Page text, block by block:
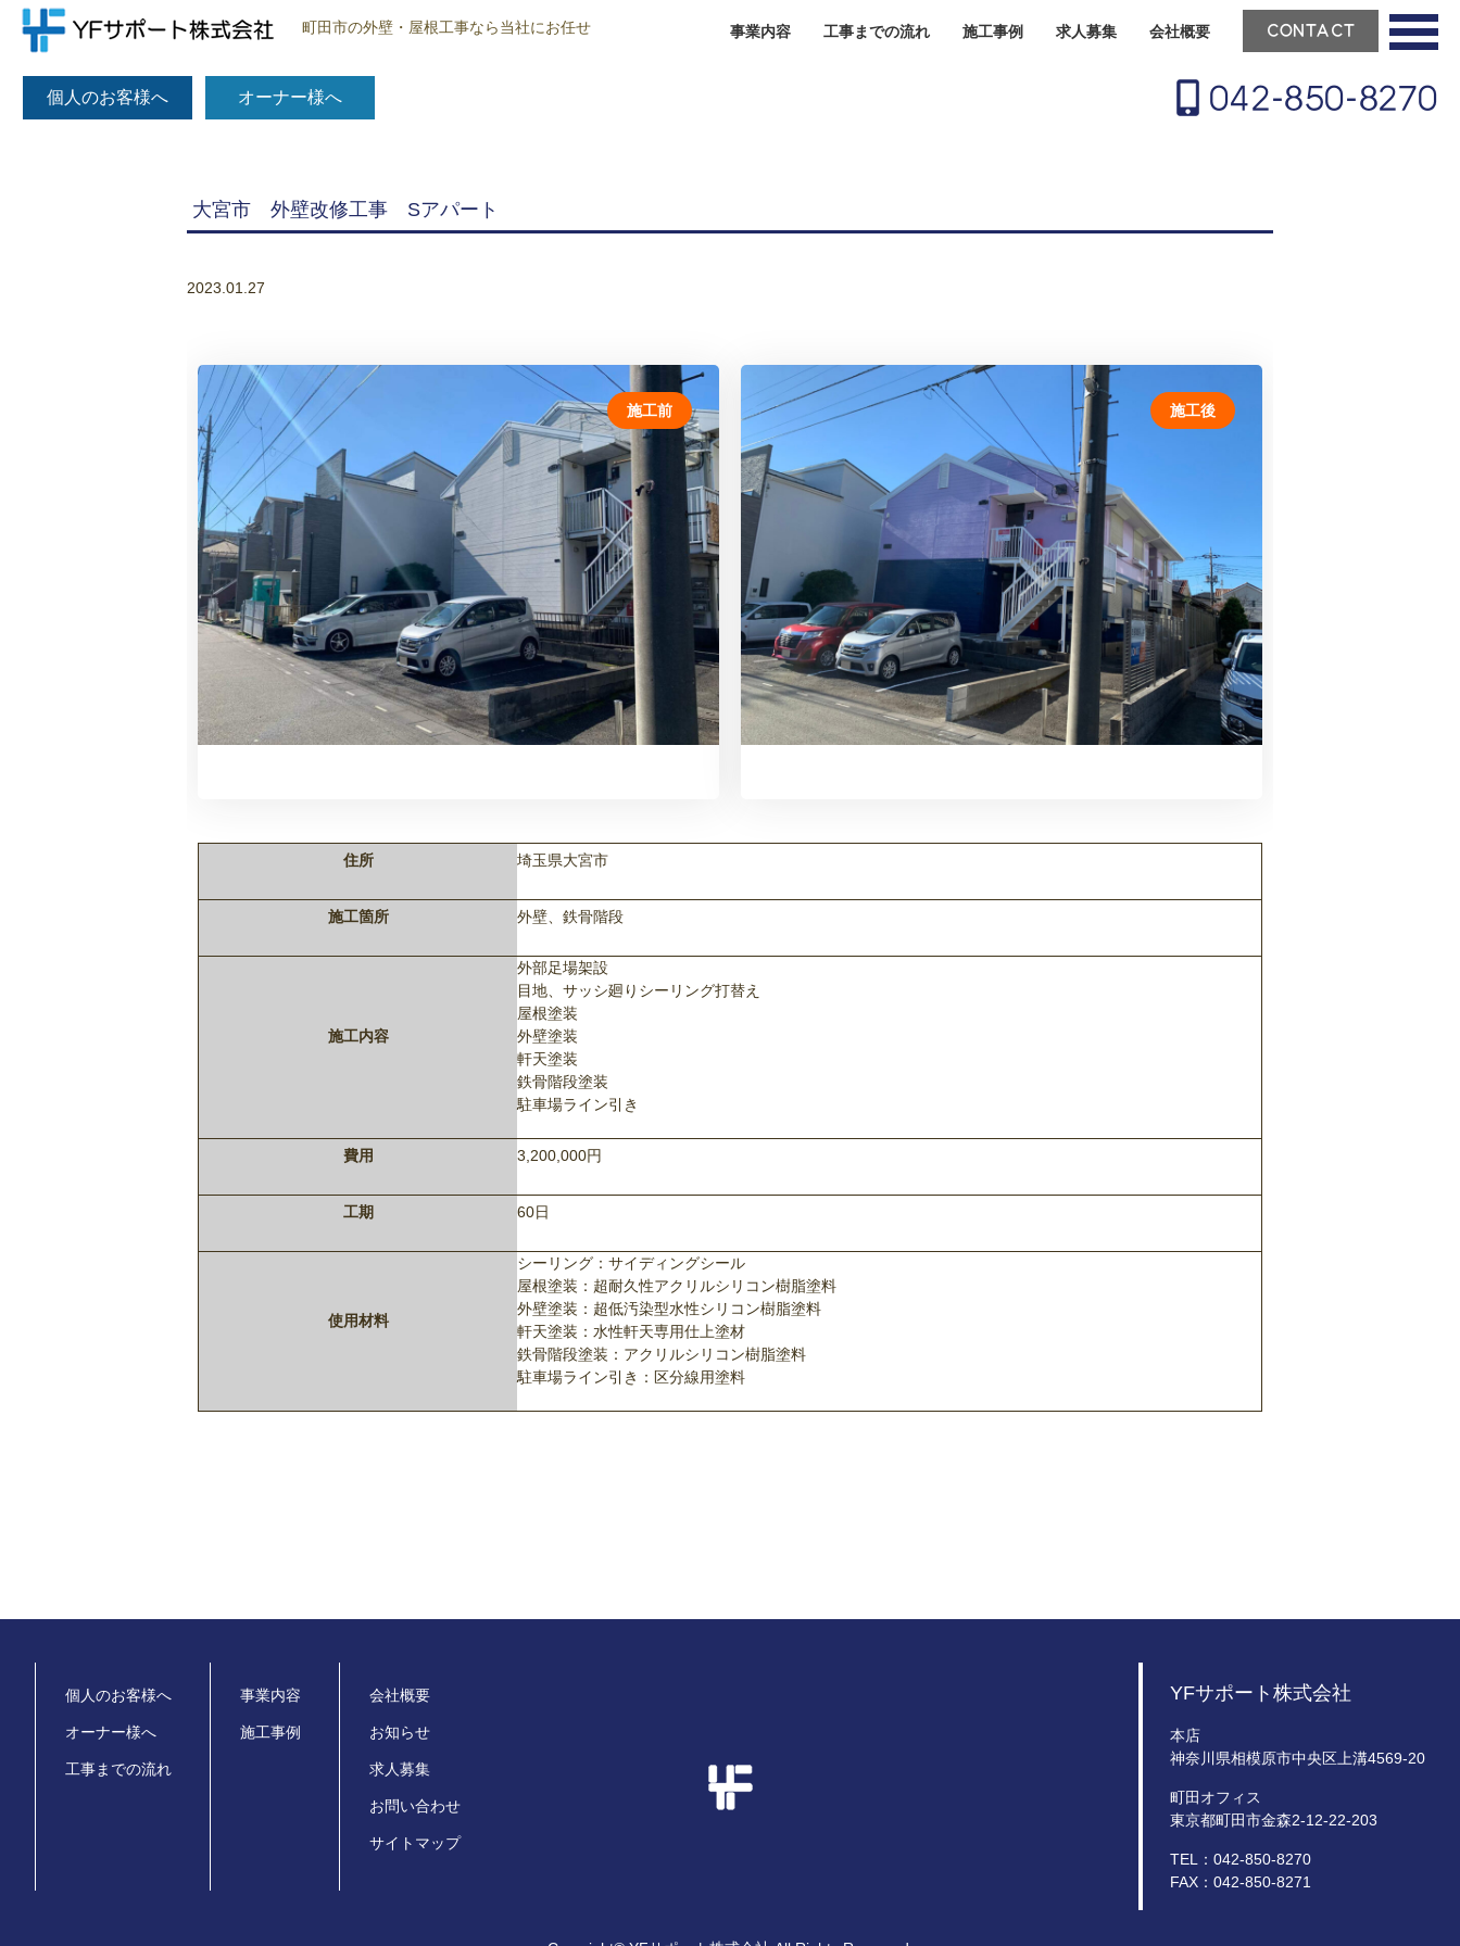
町田市の外壁・屋根工事なら当社にお任せ 事業内容 工事までの流れ 施工事例 求人募集 会社概要 CONTACT
個人のお客様へ オーナー様へ 042-850-8270
大宮市 外壁改修工事 Sアパート
2023.01.27
施工前 施工後
住所 埼玉県大宮市
施工箇所 外壁、鉄骨階段
施工内容
外部足場架設
目地、サッシ廻りシーリング打替え
屋根塗装
外壁塗装
軒天塗装
鉄骨階段塗装
駐車場ライン引き
費用 3,200,000円
工期 60日
使用材料
シーリング：サイディングシール
屋根塗装：超耐久性アクリルシリコン樹脂塗料
外壁塗装：超低汚染型水性シリコン樹脂塗料
軒天塗装：水性軒天専用仕上塗材
鉄骨階段塗装：アクリルシリコン樹脂塗料
駐車場ライン引き：区分線用塗料
個人のお客様へ
オーナー様へ
工事までの流れ
事業内容
施工事例
会社概要
お知らせ
求人募集
お問い合わせ
サイトマップ
YFサポート株式会社
本店
神奈川県相模原市中央区上溝4569-20
町田オフィス
東京都町田市金森2-12-22-203
TEL：042-850-8270
FAX：042-850-8271